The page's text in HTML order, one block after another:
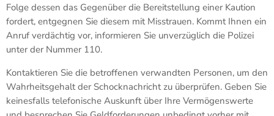
Folge dessen das Gegenüber die Bereitstellung einer Kaution
fordert, entgegnen Sie diesem mit Misstrauen. Kommt Ihnen ein
Anruf verdächtig vor, informieren Sie unverzüglich die Polizei
unter der Nummer 110.
Kontaktieren Sie die betroffenen verwandten Personen, um den
Wahrheitsgehalt der Schocknachricht zu überprüfen. Geben Sie
keinesfalls telefonische Auskunft über Ihre Vermögenswerte